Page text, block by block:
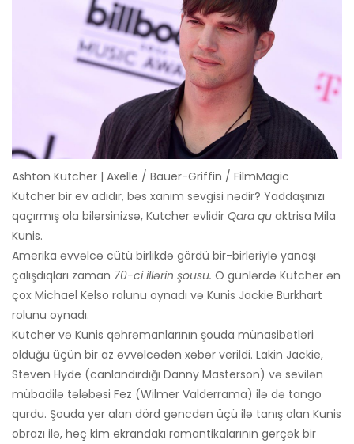
Ashton Kutcher | Axelle / Bauer-Griffin / FilmMagic
Kutcher bir ev adıdır, bəs xanım sevgisi nədir? Yaddaşınızı
qaçırmış ola bilərsinizsə, Kutcher evlidir Qara qu aktrisa Mila
Kunis.
Amerika əvvəlcə cütü birlikdə gördü bir-birləriylə yanaşı
çalışdıqları zaman 70-ci illərin şousu. O günlərdə Kutcher ən
çox Michael Kelso rolunu oynadı və Kunis Jackie Burkhart
rolunu oynadı.
Kutcher və Kunis qəhrəmanlarının şouda münasibətləri
olduğu üçün bir az əvvəlcədən xəbər verildi. Lakin Jackie,
Steven Hyde (canlandırdığı Danny Masterson) və sevilən
mübadilə tələbəsi Fez (Wilmer Valderrama) ilə də tango
qurdu. Şouda yer alan dörd gəncdən üçü ilə tanış olan Kunis
obrazı ilə, heç kim ekrandakı romantikalarının gerçək bir